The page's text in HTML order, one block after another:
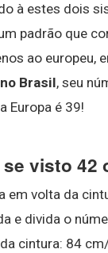
à estes dois
padrão que
ao europeu,
Brasil, seu
Europa é 39!
visto 42
em volta da
e divida o
cintura: 84